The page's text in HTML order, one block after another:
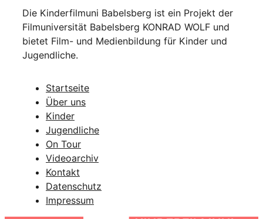
Die Kinderfilmuni Babelsberg ist ein Projekt der
Filmuniversität Babelsberg KONRAD WOLF und
bietet Film- und Medienbildung für Kinder und
Jugendliche.
Startseite
Über uns
Kinder
Jugendliche
On Tour
Videoarchiv
Kontakt
Datenschutz
Impressum